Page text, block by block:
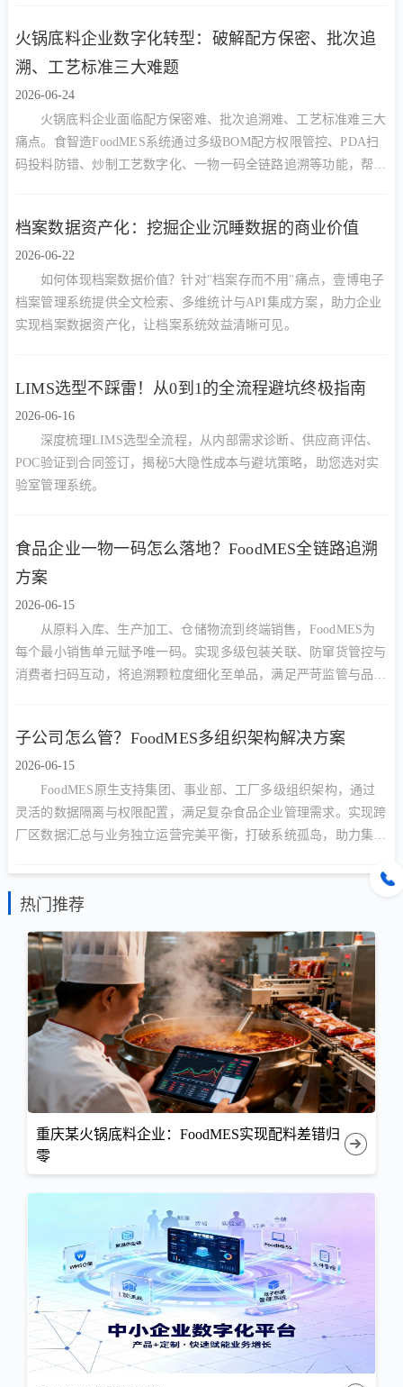
火锅底料企业数字化转型：破解配方保密、批次追
溯、工艺标准三大难题
2026-06-24
火锅底料企业面临配方保密难、批次追溯难、工艺标准难三大
痛点。食智造FoodMES系统通过多级BOM配方权限管控、PDA扫
码投料防错、炒制工艺数字化、一物一码全链路追溯等功能，帮助
档案数据资产化：挖掘企业沉睡数据的商业价值
2026-06-22
如何体现档案数据价值？针对"档案存而不用"痛点，壹博电子
档案管理系统提供全文检索、多维统计与API集成方案，助力企业
实现档案数据资产化，让档案系统效益清晰可见。
LIMS选型不踩雷！从0到1的全流程避坑终极指南
2026-06-16
深度梳理LIMS选型全流程，从内部需求诊断、供应商评估、
POC验证到合同签订，揭秘5大隐性成本与避坑策略，助您选对实
验室管理系统。
食品企业一物一码怎么落地？FoodMES全链路追溯
方案
2026-06-15
从原料入库、生产加工、仓储物流到终端销售，FoodMES为
每个最小销售单元赋予唯一码。实现多级包装关联、防窜货管控与
消费者扫码互动，将追溯颗粒度细化至单品，满足严苛监管与品牌
子公司怎么管？FoodMES多组织架构解决方案
2026-06-15
FoodMES原生支持集团、事业部、工厂多级组织架构，通过
灵活的数据隔离与权限配置，满足复杂食品企业管理需求。实现跨
厂区数据汇总与业务独立运营完美平衡，打破系统孤岛，助力集团
热门推荐
重庆某火锅底料企业：FoodMES实现配料差错归
零